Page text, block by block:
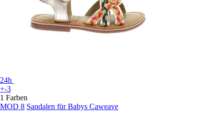
24h
+-3
1 Farben
MOD 8 Sandalen für Babys Caweave